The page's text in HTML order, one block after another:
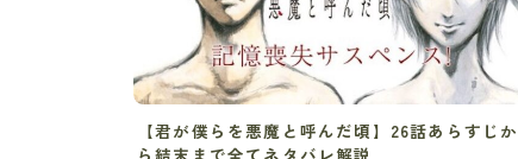
【君が僕らを悪魔と呼んだ頃】26話あらすじか